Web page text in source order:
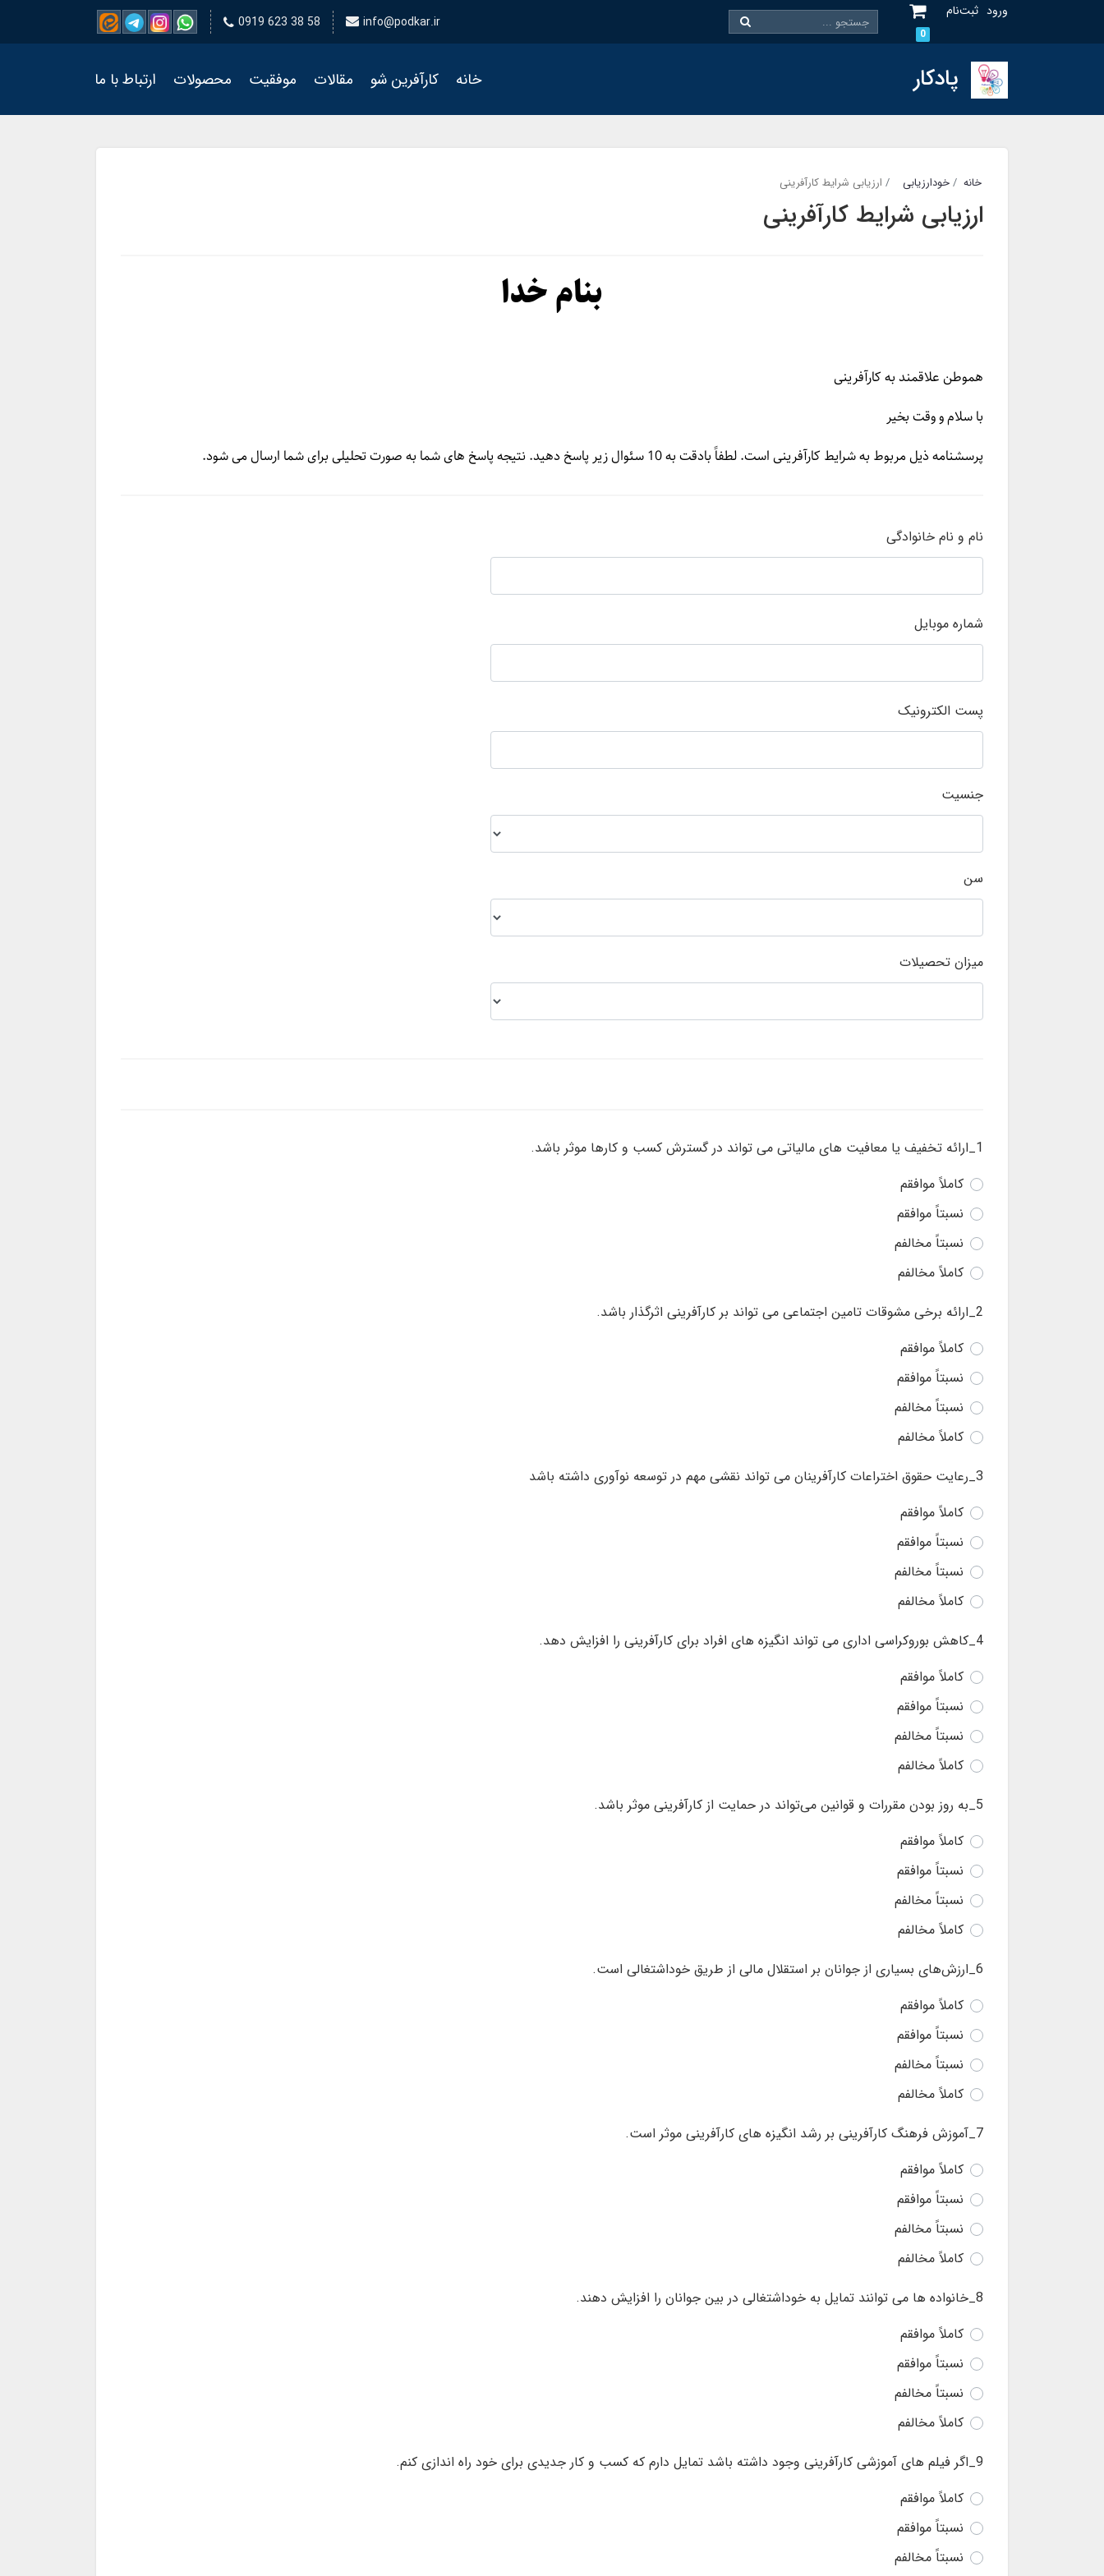
ورود ثبت‌نام
0
0919 623 38 58 info@podkar.ir
پادکار خانه کارآفرین شو مقالات موفقیت محصولات ارتباط با ما
خانه خودارزیابی ارزیابی شرایط کارآفرینی
ارزیابی شرایط کارآفرینی
بنام خدا
هموطن علاقمند به کارآفرینی
با سلام و وقت ­بخیر
پرسشنامه ذیل مربوط به شرایط کارآفرینی است. لطفاً بادقت به 10 سئوال زیر پاسخ دهید. نتیجه پاسخ ­های شما به صورت تحلیلی برای شما ارسال می­ شود.
نام و نام خانوادگی
شماره موبایل
پست الکترونیک
جنسیت
سن
میزان تحصیلات
1_ارائه تخفیف یا معافیت های مالیاتی می تواند در گسترش کسب و کارها موثر باشد.
کاملاً موافقم
نسبتاً موافقم
نسبتاً مخالفم
کاملاً مخالفم
2_ارائه برخی مشوقات تامین اجتماعی می تواند بر کارآفرینی اثرگذار باشد.
کاملاً موافقم
نسبتاً موافقم
نسبتاً مخالفم
کاملاً مخالفم
3_رعایت حقوق اختراعات کارآفرینان می تواند نقشی مهم در توسعه نوآوری داشته باشد
کاملاً موافقم
نسبتاً موافقم
نسبتاً مخالفم
کاملاً مخالفم
4_کاهش بوروکراسی اداری می تواند انگیزه های افراد برای کارآفرینی را افزایش دهد.
کاملاً موافقم
نسبتاً موافقم
نسبتاً مخالفم
کاملاً مخالفم
5_به روز بودن مقررات و قوانین می‌تواند در حمایت از کارآفرینی موثر باشد.
کاملاً موافقم
نسبتاً موافقم
نسبتاً مخالفم
کاملاً مخالفم
6_ارزش‌‌های بسیاری از جوانان بر استقلال مالی از طریق خوداشتغالی است.
کاملاً موافقم
نسبتاً موافقم
نسبتاً مخالفم
کاملاً مخالفم
7_آموزش فرهنگ کارآفرینی بر رشد انگیزه های کارآفرینی موثر است.
کاملاً موافقم
نسبتاً موافقم
نسبتاً مخالفم
کاملاً مخالفم
8_خانواده ها می توانند تمایل به خوداشتغالی در بین جوانان را افزایش دهند.
کاملاً موافقم
نسبتاً موافقم
نسبتاً مخالفم
کاملاً مخالفم
9_اگر فیلم های آموزشی کارآفرینی وجود داشته باشد تمایل دارم که کسب و کار جدیدی برای خود راه اندازی کنم.
کاملاً موافقم
نسبتاً موافقم
نسبتاً مخالفم